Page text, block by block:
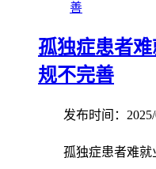
善
孤独症患者
规不完善
发布时间：2025/
孤独症患者难